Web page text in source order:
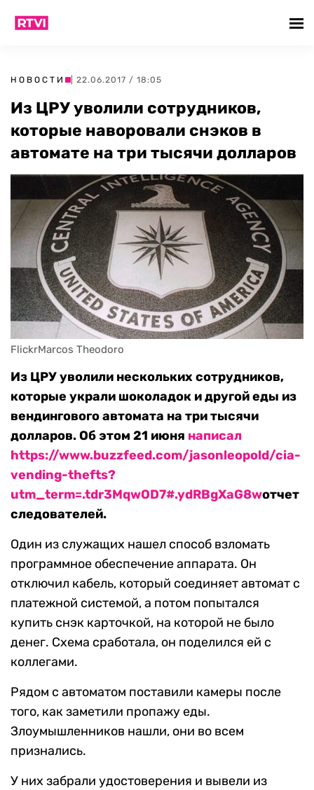
НОВОСТИ | 22.06.2017 / 18:05
Из ЦРУ уволили сотрудников,
которые наворовали снэков в
автомате на три тысячи долларов
FlickrMarcos Theodoro
Из ЦРУ уволили нескольких сотрудников,
которые украли шоколадок и другой еды из
вендингового автомата на три тысячи
долларов. Об этом 21 июня написал
https://www.buzzfeed.com/jasonleopold/cia-
vending-thefts?
utm_term=.tdr3MqwOD7#.ydRBgXaG8wотчет
следователей.
Один из служащих нашел способ взломать
программное обеспечение аппарата. Он
отключил кабель, который соединяет автомат с
платежной системой, а потом попытался
купить снэк карточкой, на которой не было
денег. Схема сработала, он поделился ей с
коллегами.
Рядом с автоматом поставили камеры после
того, как заметили пропажу еды.
Злоумышленников нашли, они во всем
признались.
У них забрали удостоверения и вывели из